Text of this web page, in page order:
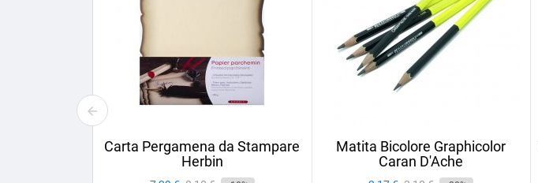
Carta Pergamena da Stampare
Herbin
Matita Bicolore Graphicolor
Caran D'Ache